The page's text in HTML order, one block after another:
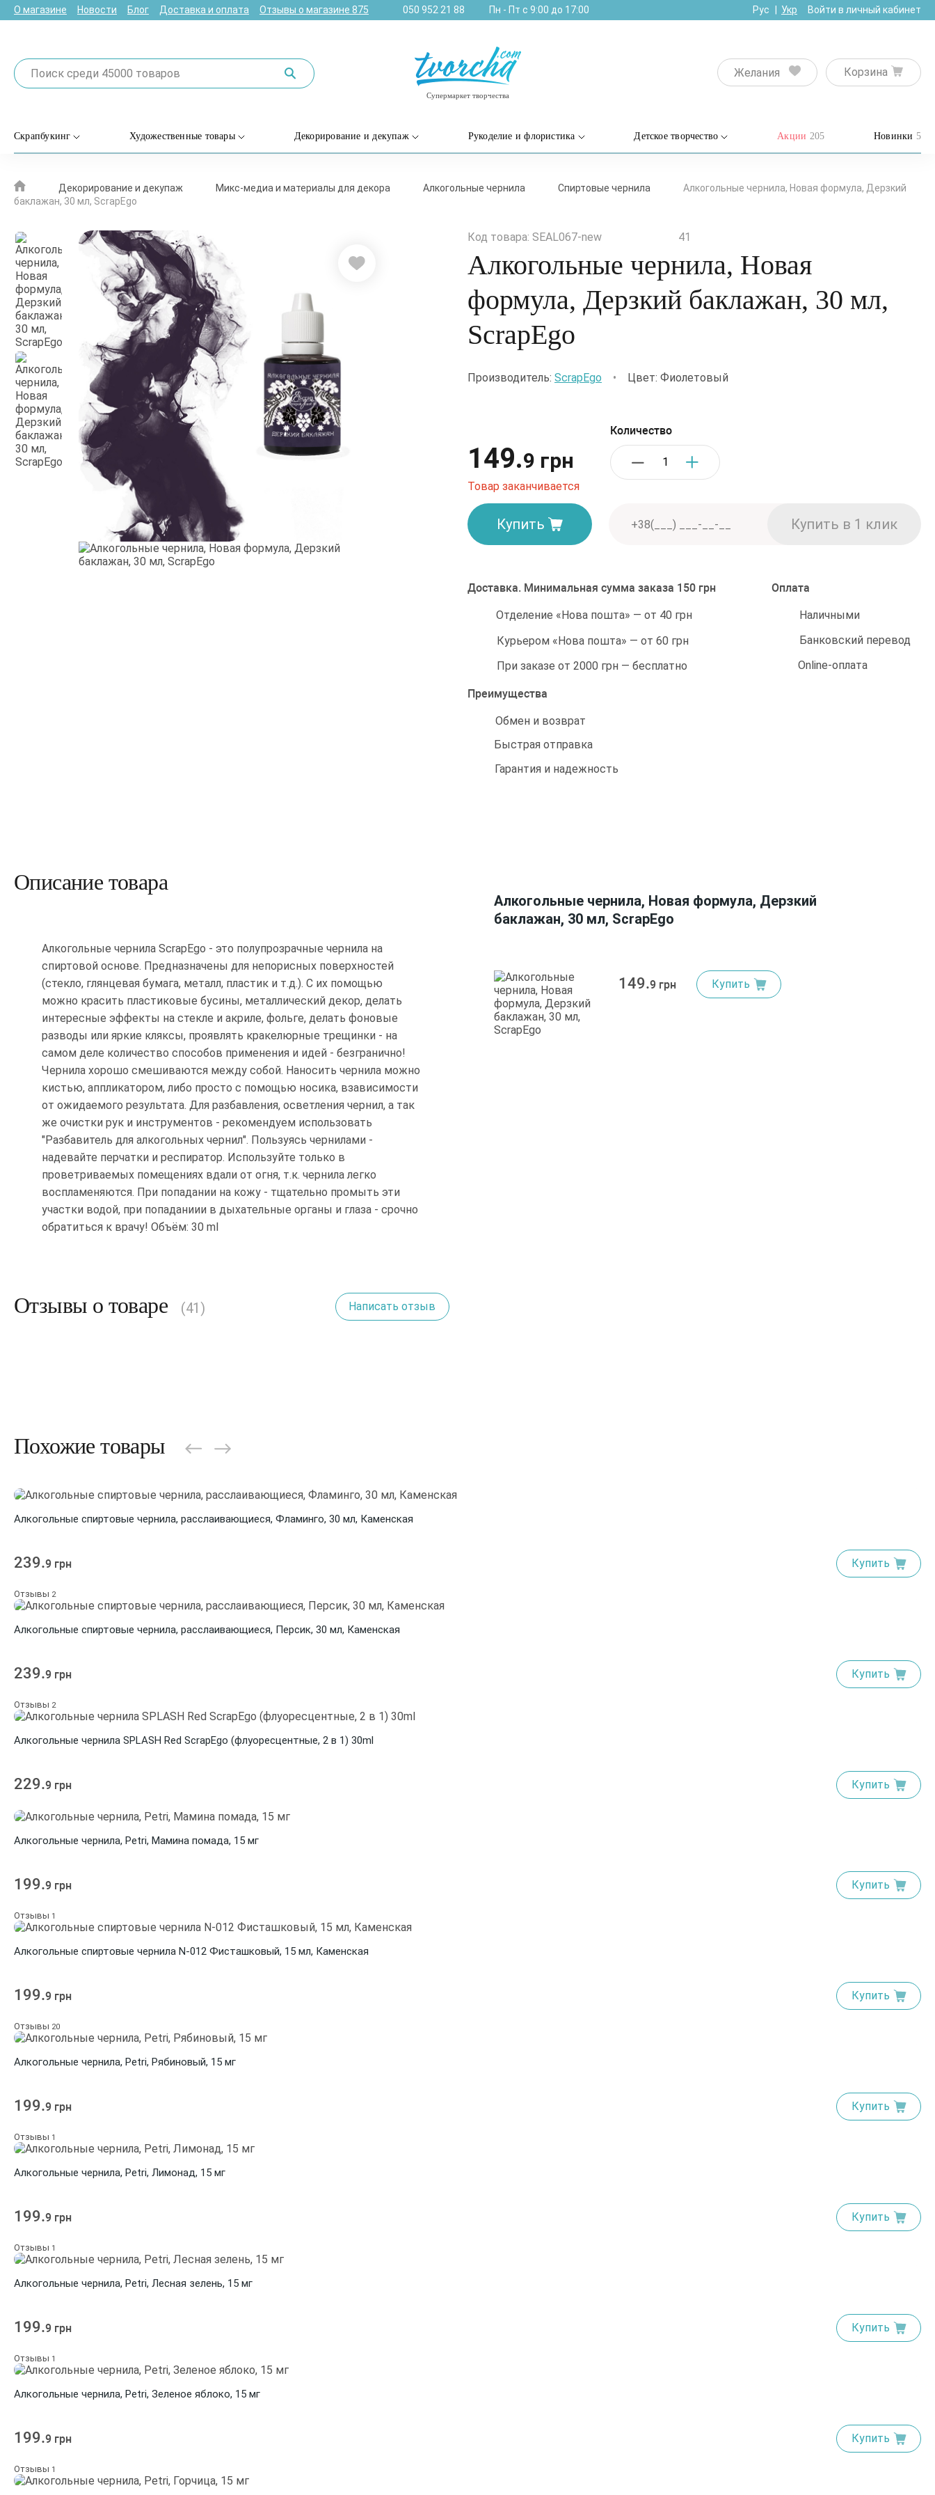
О магазине Новости Блог Доставка и оплата Отзывы о магазине 875 050 952 21 88 Пн - Пт с 9:00 до 17:00 Рус Укр Войти в личный кабинет
Супермаркет творчества
Желания Корзина
Скрапбукинг Художественные товары Декорирование и декупаж Рукоделие и флористика Детское творчество Акции 205 Новинки 5
Декорирование и декупаж Микс-медиа и материалы для декора Алкогольные чернила Спиртовые чернила
Алкогольные чернила, Новая формула, Дерзкий
баклажан, 30 мл, ScrapEgo
Код товара: SEAL067-new 41
Алкогольные чернила, Новая
формула, Дерзкий баклажан, 30 мл,
ScrapEgo
Производитель: ScrapEgo • Цвет: Фиолетовый
149.9 грн
Количество
Товар заканчивается
Купить
Доставка. Минимальная сумма заказа 150 грн
Отделение «Нова пошта» — от 40 грн
Курьером «Нова пошта» — от 60 грн
При заказе от 2000 грн — бесплатно
Оплата
Наличными
Банковский перевод
Online-оплата
Преимущества
Обмен и возврат
Быстрая отправка
Гарантия и надежность
Описание товара
Алкогольные чернила ScrapEgo - это полупрозрачные чернила на
спиртовой основе. Предназначены для непорисных поверхностей
(стекло, глянцевая бумага, металл, пластик и т.д.). С их помощью
можно красить пластиковые бусины, металлический декор, делать
интересные эффекты на стекле и акриле, фольге, делать фоновые
разводы или яркие кляксы, проявлять кракелюрные трещинки - на
самом деле количество способов применения и идей - безгранично!
Чернила хорошо смешиваются между собой. Наносить чернила можно
кистью, аппликатором, либо просто с помощью носика, взависимости
от ожидаемого результата. Для разбавления, осветления чернил, а так
же очистки рук и инструментов - рекомендуем использовать
"Разбавитель для алкогольных чернил". Пользуясь чернилами -
надевайте перчатки и респиратор. Используйте только в
проветриваемых помещениях вдали от огня, т.к. чернила легко
воспламеняются. При попадании на кожу - тщательно промыть эти
участки водой, при попаданиии в дыхательные органы и глаза - срочно
обратиться к врачу! Объём: 30 ml
Отзывы о товаре (41) Написать отзыв
Алкогольные чернила, Новая формула, Дерзкий
баклажан, 30 мл, ScrapEgo
149.9 грн Купить
Похожие товары
Алкогольные спиртовые чернила, расслаивающиеся, Фламинго, 30 мл, Каменская
239.9 грн Купить
Отзывы 2
Алкогольные спиртовые чернила, расслаивающиеся, Персик, 30 мл, Каменская
239.9 грн Купить
Отзывы 2
Алкогольные чернилa SPLASH Red ScrapEgo (флуоресцентные, 2 в 1) 30ml
229.9 грн Купить
Алкогольные чернила, Petri, Мамина помада, 15 мг
199.9 грн Купить
Отзывы 1
Алкогольные спиртовые чернила N-012 Фисташковый, 15 мл, Каменская
199.9 грн Купить
Отзывы 20
Алкогольные чернила, Petri, Рябиновый, 15 мг
199.9 грн Купить
Отзывы 1
Алкогольные чернила, Petri, Лимонад, 15 мг
199.9 грн Купить
Отзывы 1
Алкогольные чернила, Petri, Лесная зелень, 15 мг
199.9 грн Купить
Отзывы 1
Алкогольные чернила, Petri, Зеленое яблоко, 15 мг
199.9 грн Купить
Отзывы 1